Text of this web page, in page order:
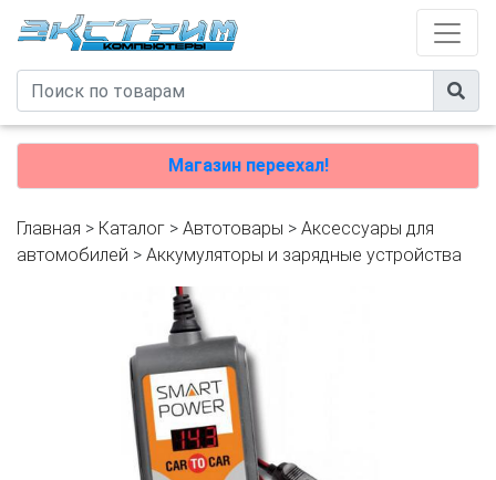
Магазин переехал!
Главная > Каталог > Автотовары > Аксессуары для
автомобилей > Аккумуляторы и зарядные устройства